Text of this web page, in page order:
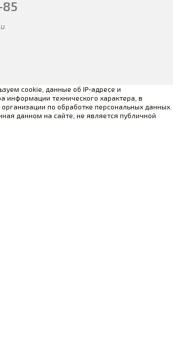
cookie, данные об IP-адресе и
информации технического характера, в
организации по обработке персональных данных.
данном на сайте, не является публичной